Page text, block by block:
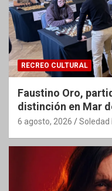
RECREO CULTURAL
Faustino Oro,
distinción en Mar
6 agosto, 2026 Soledad